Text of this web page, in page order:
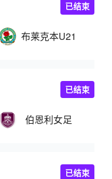
布莱克本U21
已结束
伯恩利女足
已结束
已结束